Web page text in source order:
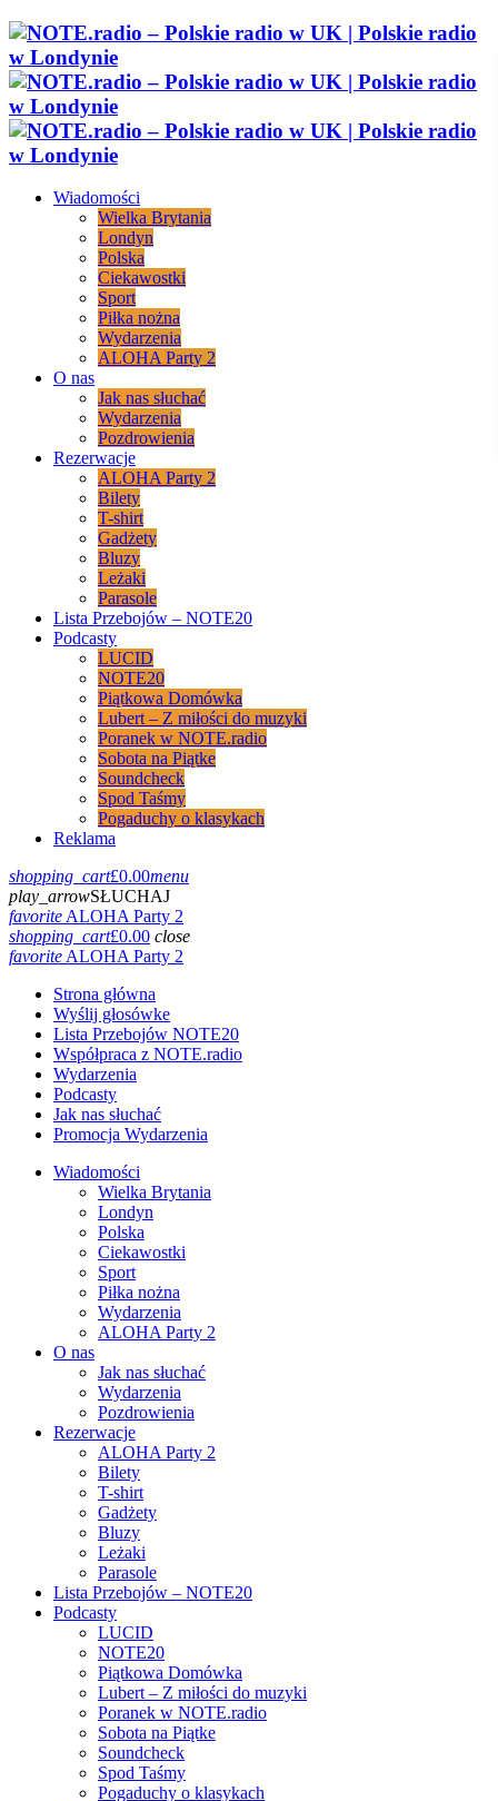
Wiadomości
Wielka Brytania
Londyn
Polska
Ciekawostki
Sport
Piłka nożna
Wydarzenia
ALOHA Party 2
O nas
Jak nas słuchać
Wydarzenia
Pozdrowienia
Rezerwacje
ALOHA Party 2
Bilety
T-shirt
Gadżety
Bluzy
Leżaki
Parasole
Lista Przebojów – NOTE20
Podcasty
LUCID
NOTE20
Piątkowa Domówka
Lubert – Z miłości do muzyki
Poranek w NOTE.radio
Sobota na Piątke
Soundcheck
Spod Taśmy
Pogaduchy o klasykach
Reklama
shopping_cart£0.00menu
play_arrowSŁUCHAJ
favoriteALOHA Party 2
shopping_cart£0.00 close
favoriteALOHA Party 2
Strona główna
Wyślij głosówke
Lista Przebojów NOTE20
Współpraca z NOTE.radio
Wydarzenia
Podcasty
Jak nas słuchać
Promocja Wydarzenia
Wiadomości
Wielka Brytania
Londyn
Polska
Ciekawostki
Sport
Piłka nożna
Wydarzenia
ALOHA Party 2
O nas
Jak nas słuchać
Wydarzenia
Pozdrowienia
Rezerwacje
ALOHA Party 2
Bilety
T-shirt
Gadżety
Bluzy
Leżaki
Parasole
Lista Przebojów – NOTE20
Podcasty
LUCID
NOTE20
Piątkowa Domówka
Lubert – Z miłości do muzyki
Poranek w NOTE.radio
Sobota na Piątke
Soundcheck
Spod Taśmy
Pogaduchy o klasykach